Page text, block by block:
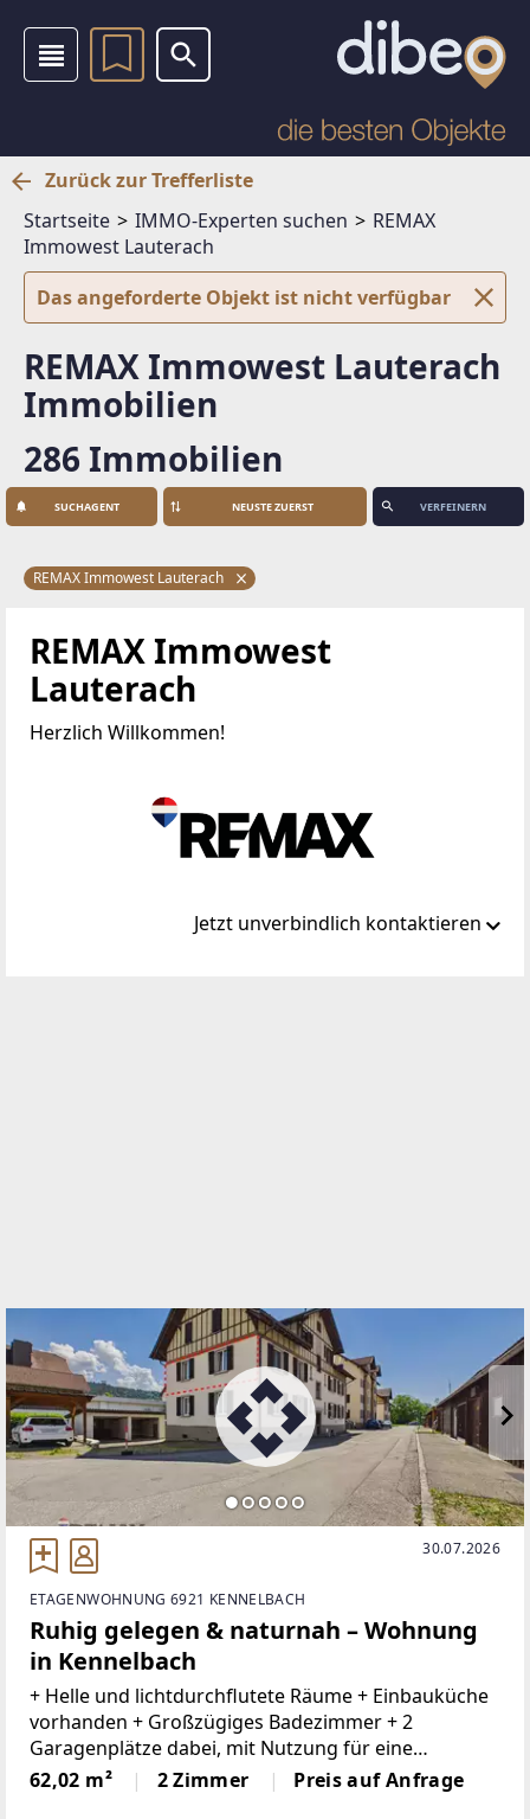
Zurück zur Trefferliste
Startseite
IMMO-Experten suchen
REMAX
Immowest Lauterach
Das angeforderte Objekt ist nicht verfügbar
REMAX Immowest Lauterach
Immobilien
286 Immobilien
SUCHAGENT VERFEINERN
REMAX Immowest Lauterach
REMAX Immowest
Lauterach
Herzlich Willkommen!
Jetzt unverbindlich kontaktieren
s.baldauf@remax-immowest.at
30.07.2026
ETAGENWOHNUNG 6921 KENNELBACH
Ruhig gelegen & naturnah – Wohnung
in Kennelbach
+ Helle und lichtdurchflutete Räume + Einbauküche
vorhanden + Großzügiges Badezimmer + 2
Garagenplätze dabei, mit Nutzung für eine
Werkstatt mit Stromanschluss und Beleuchtung +
Gartenanteil vorhanden + 3 Schuppen mit dabei +
62,02 m² 2 Zimmer Preis auf Anfrage